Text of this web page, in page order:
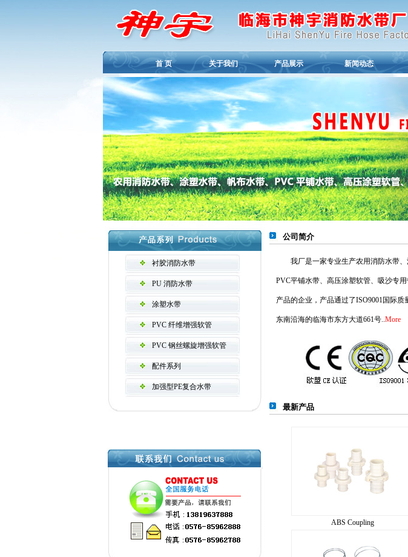
首 页 关于我们 产品展示 新闻动态
衬胶消防水带
PU 消防水带
涂塑水带
PVC 纤维增强软管
PVC 钢丝螺旋增强软管
配件系列
加强型PE复合水带
公司简介
我厂是一家专业生产农用消防水带、
PVC平铺水带、高压涂塑软管、吸沙专
产品的企业，产品通过了ISO9001国际
东南沿海的临海市东方大道661号..More
最新产品
ABS Coupling